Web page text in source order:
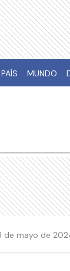
PAÍS MUNDO
de mayo de